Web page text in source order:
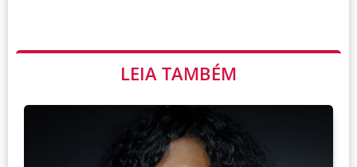
LEIA TAMBÉM